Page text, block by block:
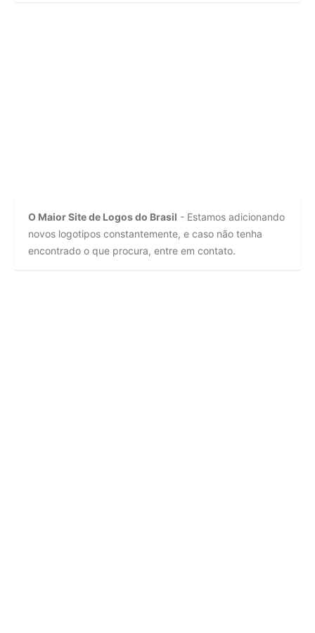
O Maior Site de Logos do Brasil - Estamos adicionando
novos logotipos constantemente, e caso não tenha
encontrado o que procura, entre em contato.